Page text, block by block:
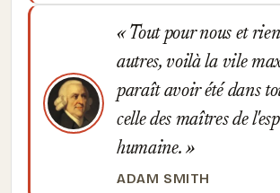
Tout pour nous et
autres, voilà la vile
paraît avoir été dans
celle des maîtres de
humaine.
ADAM SMITH